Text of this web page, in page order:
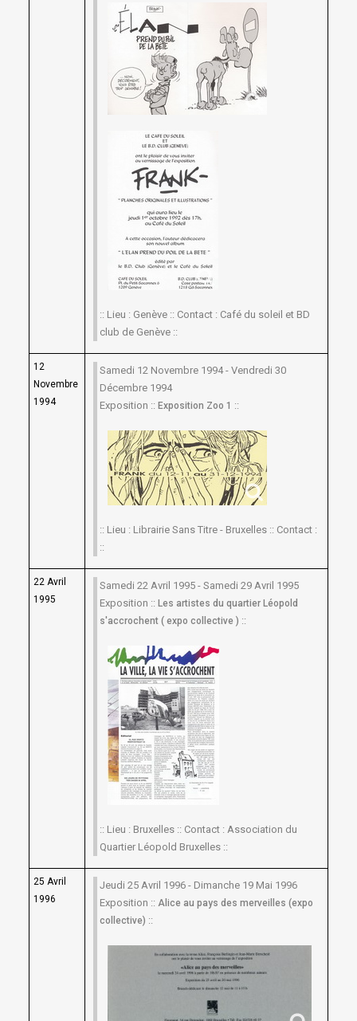
:: Lieu : Genève :: Contact : Café du soleil et BD
club de Genève ::
12
Novembre
1994
Samedi 12 Novembre 1994 - Vendredi 30
Décembre 1994
Exposition :: Exposition Zoo 1 ::
:: Lieu : Librairie Sans Titre - Bruxelles :: Contact :
::
22 Avril
1995
Samedi 22 Avril 1995 - Samedi 29 Avril 1995
Exposition :: Les artistes du quartier Léopold
s'accrochent ( expo collective ) ::
:: Lieu : Bruxelles :: Contact : Association du
Quartier Léopold Bruxelles ::
25 Avril
1996
Jeudi 25 Avril 1996 - Dimanche 19 Mai 1996
Exposition :: Alice au pays des merveilles (expo
collective) ::